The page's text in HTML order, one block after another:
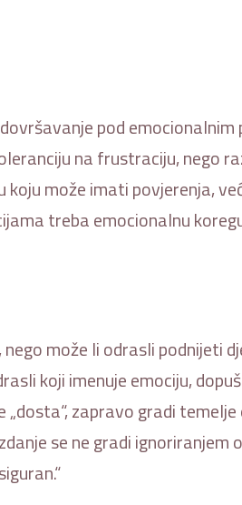
pod emocionalnim
na frustraciju, nego
može imati povjerenja,
treba emocionalnu
može li odrasli podnijeti
koji imenuje emociju,
zapravo gradi
se ne gradi ignoriranjem